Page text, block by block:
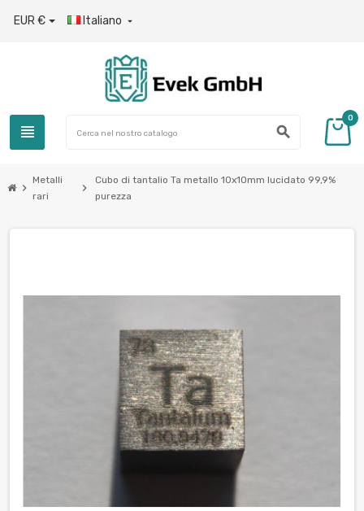
EUR € Italiano 
view_headline search
0
chevron_right
Metalli
rari
chevron_right
Cubo di tantalio Ta metallo 10x10mm lucidato 99,9%
purezza